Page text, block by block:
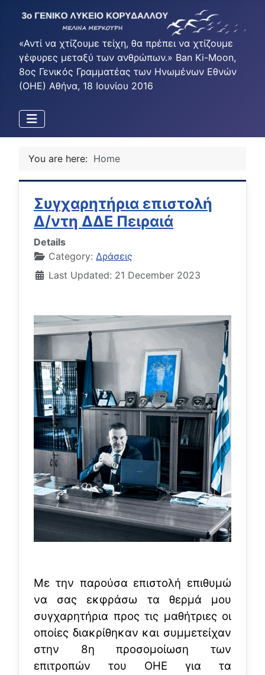
«Αντί να χτίζουμε τείχη, θα πρέπει να χτίζουμε
γέφυρες μεταξύ των ανθρώπων.» Ban Ki-Moon,
8ος Γενικός Γραμματέας των Ηνωμένων Εθνών
(ΟΗΕ) Αθήνα, 18 Ιουνίου 2016
You are here: Home
Συγχαρητήρια επιστολή
Δ/ντη ΔΔΕ Πειραιά
Details
Category: Δράσεις
Last Updated: 21 December 2023
Με την παρούσα επιστολή επιθυμώ
να σας εκφράσω τα θερμά μου
συγχαρητήρια προς τις μαθήτριες οι
οποίες διακρίθηκαν και συμμετείχαν
στην 8η προσομοίωση των
επιτροπών του ΟΗΕ για τα